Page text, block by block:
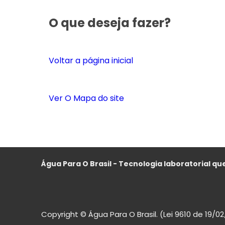
O que deseja fazer?
Voltar a página inicial
Ver O Mapa do site
Água Para O Brasil - Tecnologia laboratorial
Copyright © Água Para O Brasil. (Lei 9610 de 19/